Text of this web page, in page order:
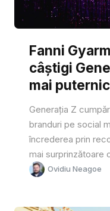
Fanni
câștigi
mai
Generația Z
branduri pe social
încrederea prin
mai surprinzătoare
Ovidiu Neagoe